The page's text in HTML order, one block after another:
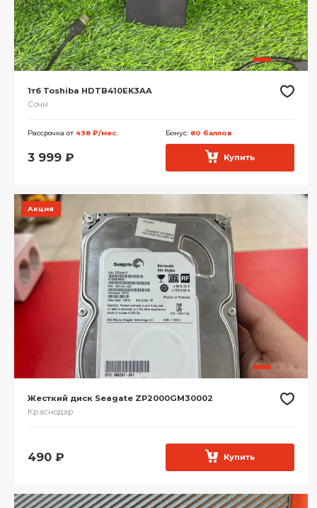
1тб Toshiba HDTB410EK3AA
Сочи
Рассрочка от 438 ₽/мес. Бонус: 80 баллов
3 999 ₽ Купить
Акция
Жесткий диск Seagate ZP2000GM30002
Краснодар
490 ₽ Купить